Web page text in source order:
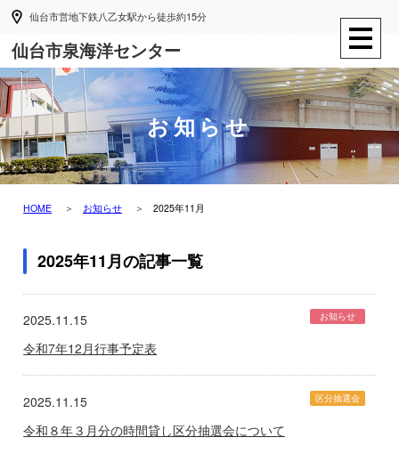
仙台市営地下鉄八乙女駅から徒歩約15分
仙台市泉海洋センター
お知らせ
HOME お知らせ 2025年11月
2025年11月の記事一覧
2025.11.15 お知らせ
令和7年12月行事予定表
2025.11.15 区分抽選会
令和８年３月分の時間貸し区分抽選会について